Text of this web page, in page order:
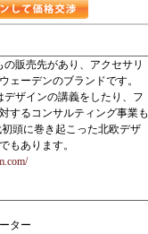
販売先があり、アクセサリ
ェーデンのブランドです。
デザインの講義をしたり、フ
するコンサルティング事業も
頭に巻き起こった北欧デザ
もあります。
ター